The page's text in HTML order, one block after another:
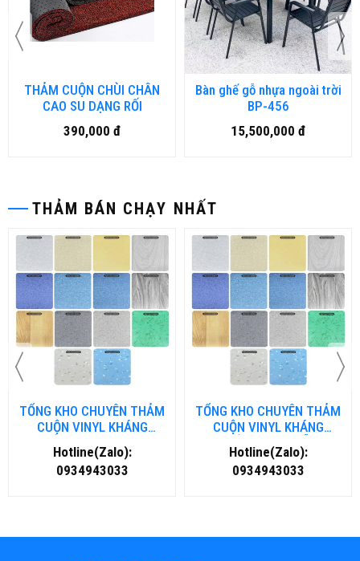
THẢM CUỘN CHÙI CHÂN
CAO SU DẠNG RỐI
390,000 đ
Bàn ghế gỗ nhựa ngoài trời
BP-456
15,500,000 đ
THẢM BÁN CHẠY NHẤT
TỔNG KHO CHUYÊN THẢM
CUỘN VINYL KHÁNG
KHUẨN TẠI ĐÀ NẴNG
Hotline(Zalo):
0934943033
TỔNG KHO CHUYÊN THẢM
CUỘN VINYL KHÁNG
KHUẨN TẠI HÀ NỘI
Hotline(Zalo):
0934943033